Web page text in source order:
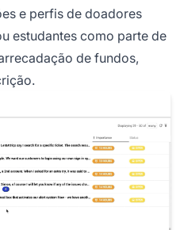
e perfis de doadores
estudantes como parte de
de fundos,